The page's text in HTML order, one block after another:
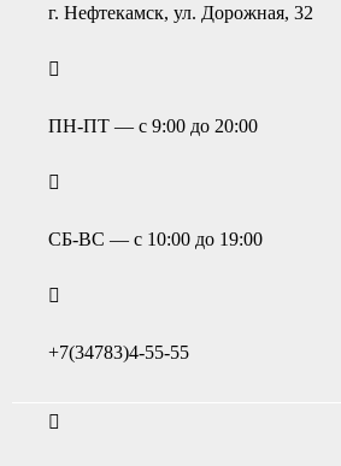
г. Нефтекамск, ул. Дорожная, 32
ПН-ПТ — с 9:00 до 20:00
СБ-ВС — с 10:00 до 19:00
+7(34783)4-55-55